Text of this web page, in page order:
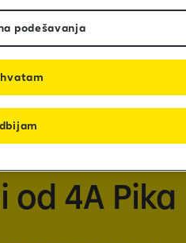
25 godina
4A Pika
podešavanja